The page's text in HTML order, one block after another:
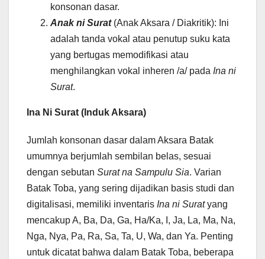
konsonan dasar.
Anak ni Surat(Anak Aksara / Diakritik): Ini
adalah tanda vokal atau penutup suku kata
yang bertugas memodifikasi atau
menghilangkan vokal inheren /a/ pada Ina ni
Surat.
Ina Ni Surat (Induk Aksara)
Jumlah konsonan dasar dalam Aksara Batak
umumnya berjumlah sembilan belas, sesuai
dengan sebutan Surat na Sampulu Sia. Varian
Batak Toba, yang sering dijadikan basis studi dan
digitalisasi, memiliki inventaris Ina ni Suratyang
mencakup A, Ba, Da, Ga, Ha/Ka, I, Ja, La, Ma, Na,
Nga, Nya, Pa, Ra, Sa, Ta, U, Wa, dan Ya. Penting
untuk dicatat bahwa dalam Batak Toba, beberapa